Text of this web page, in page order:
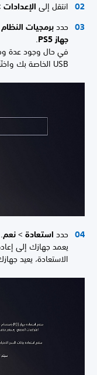
انتقل إلىالإعدادات
حددبرمجيات النظام
جهاز PS5
.
USB الخاصة بك واختَر البيانات التي تريد استعادتها.
حدداستعادة>نعم.
يعمد جهازك إلى
الاستعادة، يعيد